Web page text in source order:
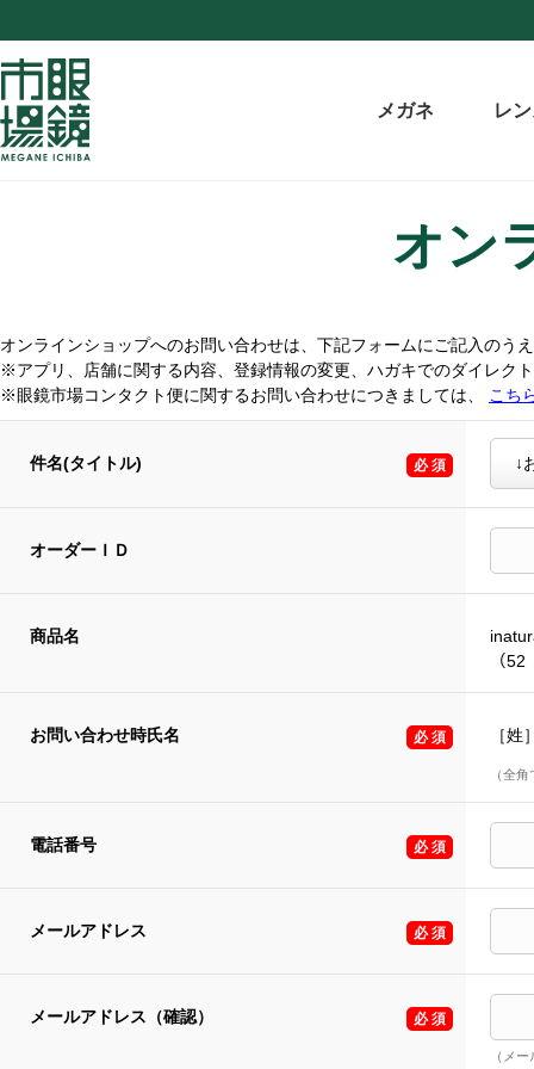
メガネ レ
オン
オンラインショップへのお問い合わせは、下記フォームにご記入のう
※アプリ、店舗に関する内容、登録情報の変更、ハガキでのダイレク
※眼鏡市場コンタクト便に関するお問い合わせにつきましては、
こち
件名(タイトル)
オーダーＩＤ
商品名
（
お問い合わせ時氏名 ［姓
（全
電話番号
メールアドレス
メールアドレス（確認）
（メ